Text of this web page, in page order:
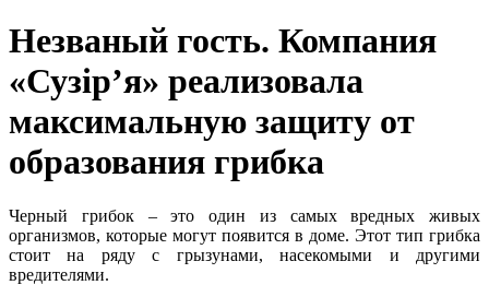
Незваный гость. Компания
«Сузір’я» реализовала
максимальную защиту от
образования грибка
Черный грибок – это один из самых вредных живых
организмов, которые могут появится в доме. Этот тип грибка
стоит на ряду с грызунами, насекомыми и другими
вредителями.